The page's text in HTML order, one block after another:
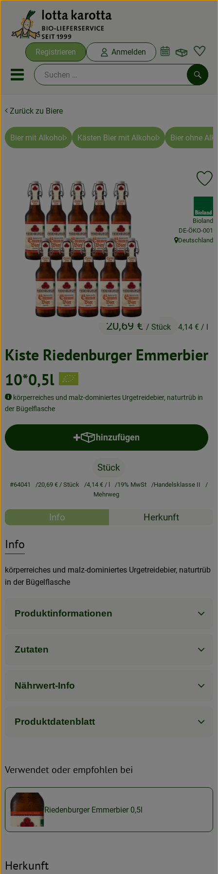
Registrieren Anmelden
Mobiles Menu öffnen oder
Ökokisten
Bio-Kochboxen
Ökokisten
Saisonthemen
Neues & Angebote
Obst & Gemüse
Frisches
Speisekammer
Getränke
Blog
Zurück zu Biere
Bier mit Alkohol Kästen Bier mit Alkohol Bier ohne
Kiste Riedenburger Emmerbier
10*0,5l
körperreiches und malz-dominiertes Urgetreidebier, naturtrüb in
der Bügelflasche
20,69 € / Stück 4,14 € / l
Bioland
, Kontrollstelle:
DE-ÖKO-001
, Herkunft:
Deutschland
hinzufügen
Produkt zum Warenkorb
Stück
#64041 20,69 €/ Stück 4,14 €/ l 19% MwSt
Handelsklasse II
Mehrweg
Rezepte
Info Herkunft
Info
körperreiches und malz-dominiertes Urgetreidebier, naturtrüb
in der Bügelflasche
Produktinformationen
Zutaten
Nährwert-Info
Produktdatenblatt
Verwendet oder empfohlen bei
Riedenburger Emmerbier 0,5l
Herkunft